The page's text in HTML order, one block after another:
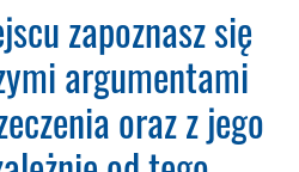
360
360
Plus 360 dni
zapoznasz się
argumentami
oraz z jego